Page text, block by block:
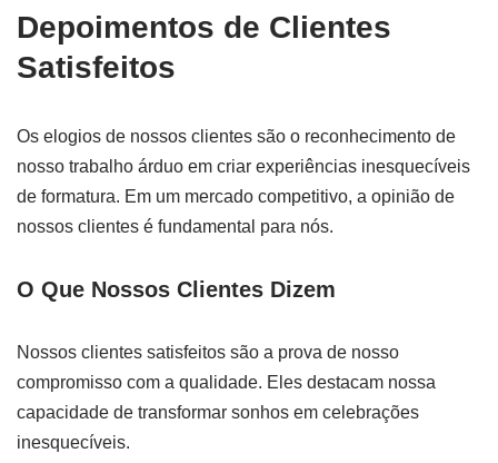
Depoimentos de Clientes
Satisfeitos
Os elogios de nossos clientes são o reconhecimento de
nosso trabalho árduo em criar experiências inesquecíveis
de formatura. Em um mercado competitivo, a opinião de
nossos clientes é fundamental para nós.
O Que Nossos Clientes Dizem
Nossos clientes satisfeitos são a prova de nosso
compromisso com a qualidade. Eles destacam nossa
capacidade de transformar sonhos em celebrações
inesquecíveis.